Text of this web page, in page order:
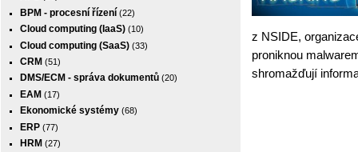
BPM - procesní řízení (22)
Cloud computing (IaaS) (10)
Cloud computing (SaaS) (33)
CRM (51)
DMS/ECM - správa dokumentů (20)
EAM (17)
Ekonomické systémy (68)
ERP (77)
HRM (27)
z NSIDE,
proniknou
shromažďují